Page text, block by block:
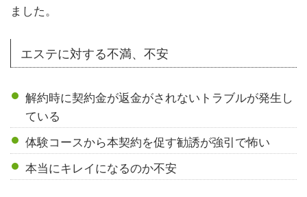
ました。
エステに対する不満、不安
解約時に契約金が返金がされないトラブルが発生し
ている
体験コースから本契約を促す勧誘が強引で怖い
本当にキレイになるのか不安